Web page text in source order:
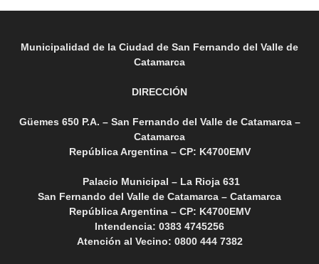
Municipalidad de la Ciudad de San Fernando del Valle de
Catamarca
DIRECCIÓN
Güemes 650 P.A. – San Fernando del Valle de Catamarca –
Catamarca
República Argentina – CP: K4700EMV
Palacio Municipal – La Rioja 631
San Fernando del Valle de Catamarca – Catamarca
República Argentina – CP: K4700EMV
Intendencia: 0383 4745256
Atención al Vecino: 0800 444 7382